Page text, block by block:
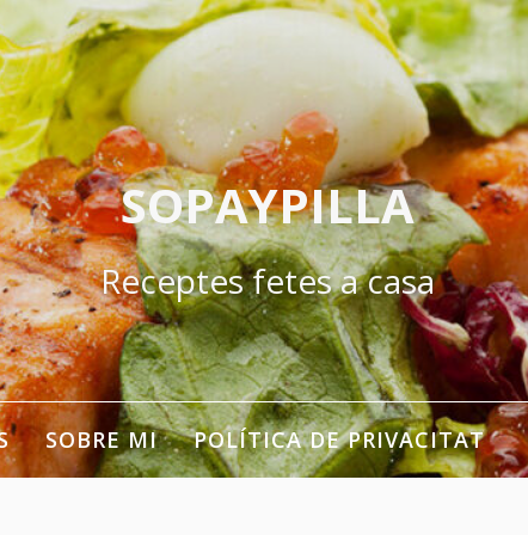
SOPAYPILLA
Receptes fetes a casa
SOBRE MI POLÍTICA DE PRIVACITAT